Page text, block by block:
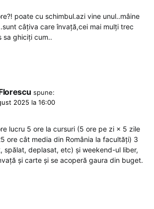
poate cu schimbul.azi vine unul..mâine
câțiva care învață,cei mai mulți trec
sa ghiciți cum..
spune:
2025 la 16:00
lucru 5 ore la cursuri (5 ore pe zi × 5 zile
ore cât media din România la facultăți) 3
spălat, deplasat, etc) și weekend-ul liber,
și carte și se acoperă gaura din buget.